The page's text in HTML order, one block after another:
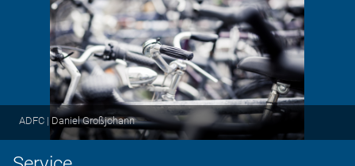
ADFC | Daniel Großjohann